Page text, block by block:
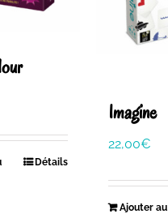
Détails
Imagine
22,00€
Ajouter au